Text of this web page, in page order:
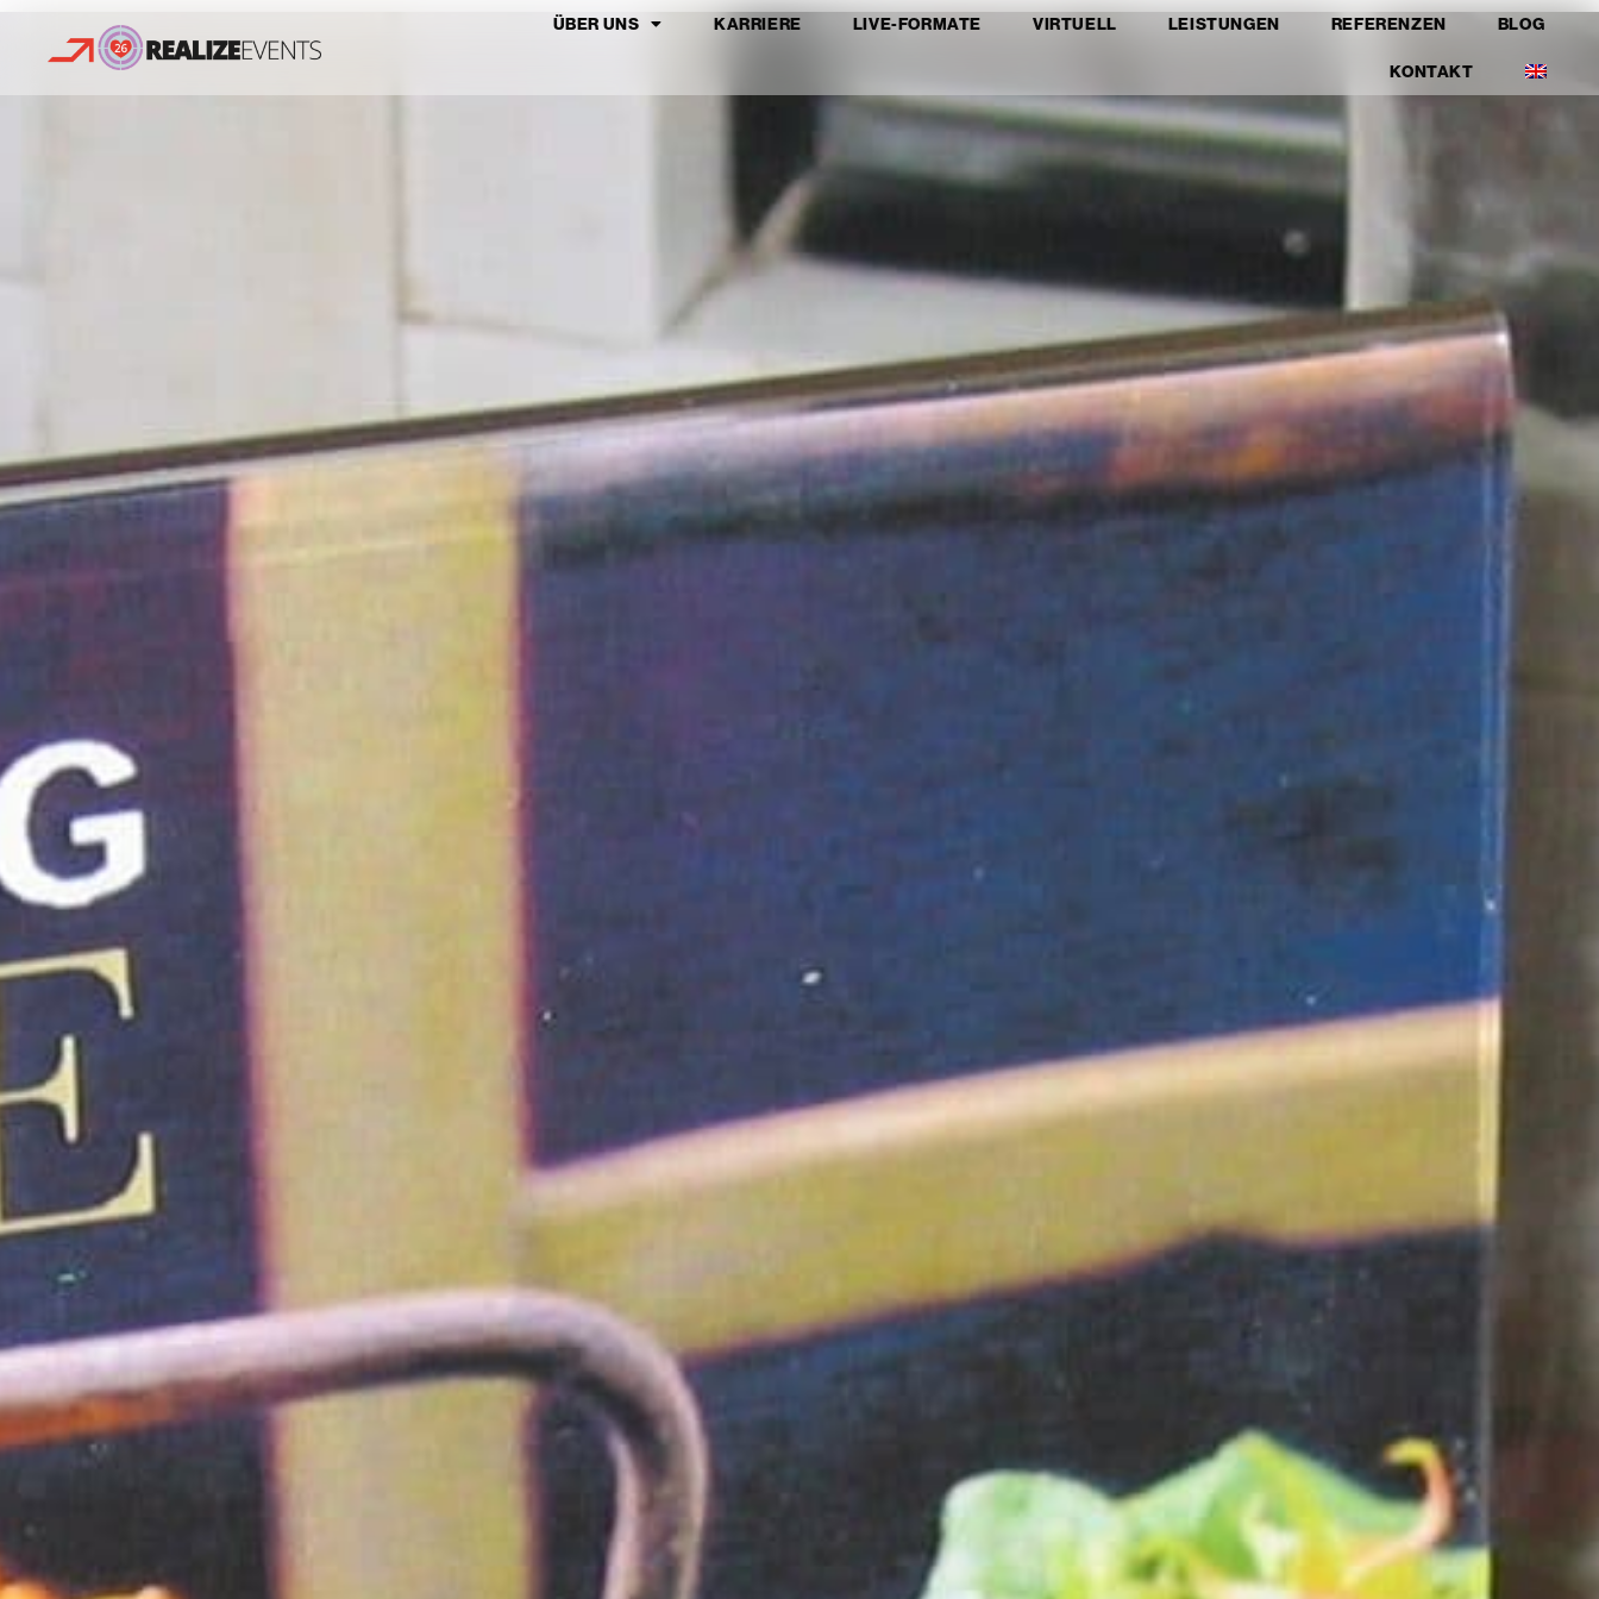
ÜBER UNS KARRIERE LIVE-FORMATE VIRTUELL LEISTUNGEN REFERENZEN BLOG
KONTAKT